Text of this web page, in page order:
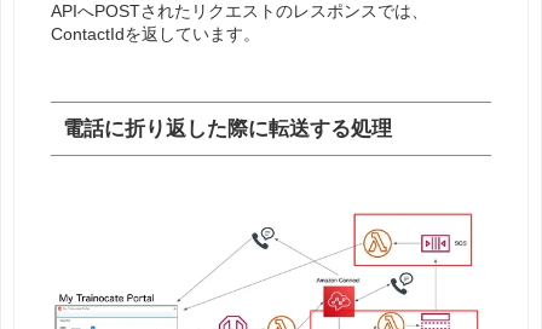
APIへPOSTされたリクエストのレスポンスでは、
ContactIdを返しています。
電話に折り返した際に転送する処理